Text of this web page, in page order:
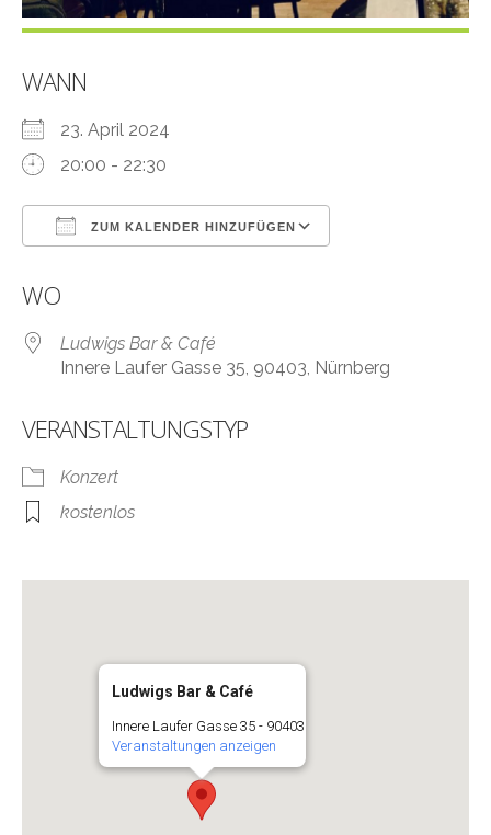
WANN
23. April 2024
20:00 - 22:30
ZUM KALENDER HINZUFÜGEN
WO
Ludwigs Bar & Café
Innere Laufer Gasse 35, 90403, Nürnberg
VERANSTALTUNGSTYP
Konzert
kostenlos
Ludwigs Bar & Café
Innere Laufer Gasse 35 - 90403
Veranstaltungen anzeigen